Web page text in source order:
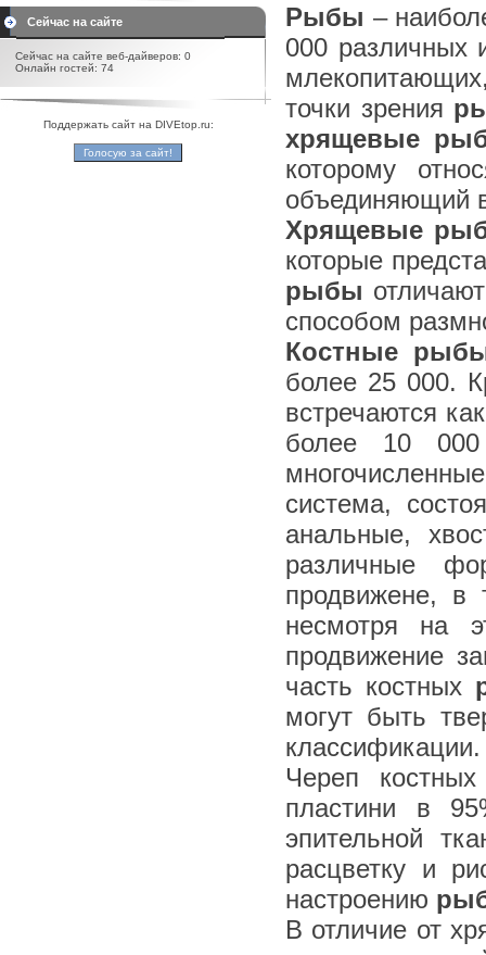
Сейчас на сайте
Сейчас на сайте веб-дайверов: 0
Онлайн гостей: 74
Поддержать сайт на DIVEtop.ru:
Рыбы –
000 различных
точки зрения
хрящевые
которому
объединяющий
Хрящевые
которые
рыбы
способом
Костные
более 25 000.
встречаются
более 10
система,
анальные,
различные
продвижене, в
несмотря на
продвижение
часть костных
могут быть
классификации.
Череп
пластини в
эпительной
расцветку и
настроению
В отличие от